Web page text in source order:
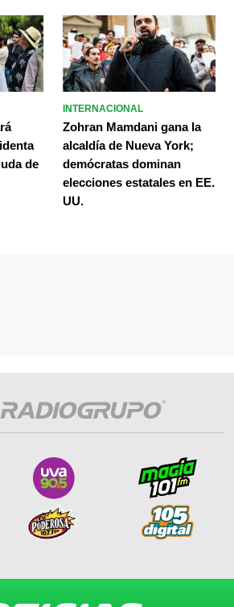
de
INTERNACIONAL
Zohran Mamdani gana la
alcaldía de Nueva York;
demócratas dominan
elecciones estatales en EE.
UU.